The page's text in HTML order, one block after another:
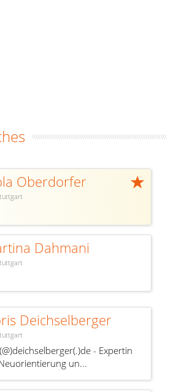
Oberdorfer
Dahmani
Deichselberger
- Expertin
un...